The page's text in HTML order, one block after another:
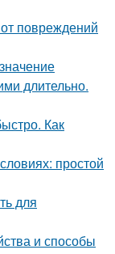
повреждений
длительно.
Как
простой
для
и способы